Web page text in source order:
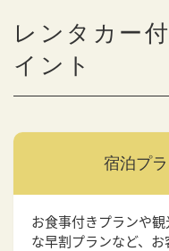
レンタカー
イント
宿泊プ
お食事付きプランや
な早割プランなど、